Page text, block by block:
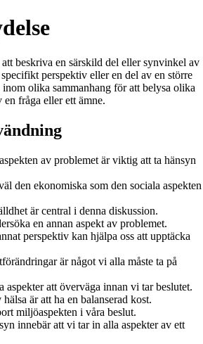
beskriva en särskild del eller synvinkel av
perspektiv eller en del av en större
olika sammanhang för att belysa olika
fråga eller ett ämne.
av problemet är viktig att ta hänsyn
den ekonomiska som den sociala aspekten
är central i denna diskussion.
en annan aspekt av problemet.
perspektiv kan hjälpa oss att upptäcka
är något vi alla måste ta på
aspekter att överväga innan vi tar beslutet.
är att ha en balanserad kost.
miljöaspekten i våra beslut.
innebär att vi tar in alla aspekter av ett